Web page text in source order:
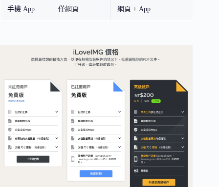
手機 App 僅網頁 網頁 + App